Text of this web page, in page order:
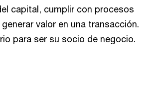
capital, cumplir con procesos
valor en una transacción.
para ser su socio de negocio.